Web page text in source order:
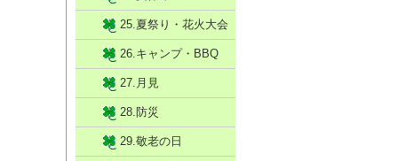
25.夏祭り・花火大会
26.キャンプ・BBQ
27.月見
28.防災
29.敬老の日